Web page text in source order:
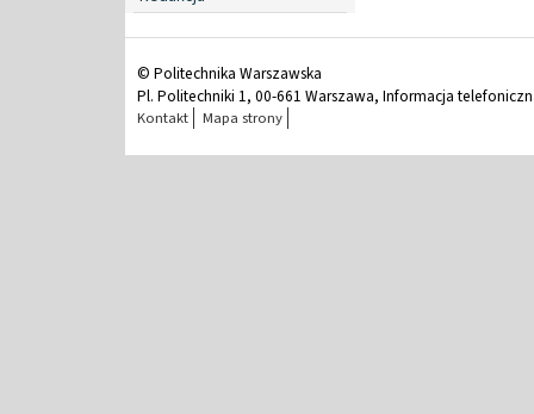
© Politechnika Warszawska
Pl. Politechniki 1, 00-661 Warszawa, Informacja
Kontakt Mapa strony